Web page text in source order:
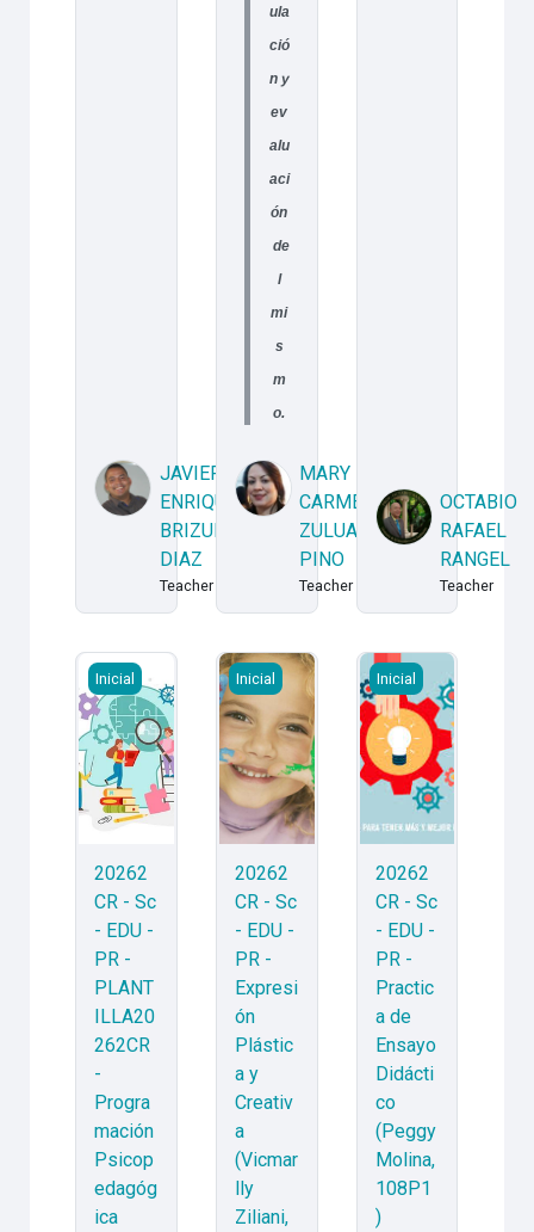
JAVIER
ENRIQUE
BRIZUELA
DIAZ
Teacher
ula
ció
n y
ev
alu
aci
ón
de
l
mi
s
m
o.
MARY
CARMEN
ZULUAGA
PINO
Teacher
OCTABIO
RAFAEL
RANGEL
Teacher
20262CR - Sc - EDU - PR - PLANTILLA20262CR -
Inicial
20262
CR - Sc
- EDU -
PR -
PLANT
ILLA20
262CR
-
Progra
mación
Psicop
edagóg
ica
20262CR - Sc - EDU - PR -
Inicial
20262
CR - Sc
- EDU -
PR -
Expresi
ón
Plástic
a y
Creativ
a
(Vicmar
lly
Ziliani,
20262CR - Sc -
Inicial
20262
CR - Sc
- EDU -
PR -
Practic
a de
Ensayo
Didácti
co
(Peggy
Molina,
108P1
)